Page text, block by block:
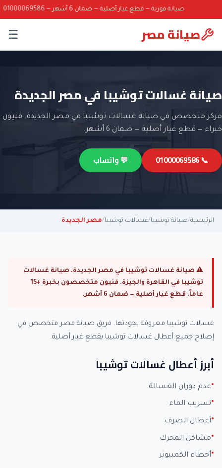
صيانة فورية — قطع غيار أصلية — ضمان 6 أشهر — 01000069586
صيانة مصر ☰
صيانة غسالات توشيبا في مصر الجديدة
مركز متخصص في صيانة غسالات توشيبا في مصر الجديدة. فنيون
خبراء — قطع غيار أصلية — ضمان 6 أشهر.
📞 01000069586 💬 واتساب
الرئيسية/صيانة توشيبا/غسالات توشيبا/مصر الجديدة
⚠ صيانة غسالات توشيبا في مصر الجديدة. صيانة غسالات
توشيبا في القاهرة والجيزة. فنيون متخصصون بخبرة +15
عاماً. قطع غيار أصلية — ضمان 6 أشهر.
غسالات توشيبا معروفة بجودتها. فريق صيانة مصر متخصص في
إصلاح جميع أعطال غسالات توشيبا بقطع غيار أصلية.
أبرز أعطال غسالات توشيبا
عدم دوران الغسالة
تسريب الماء
أعطال الصرف
مشاكل المحرك
أخطاء الكمبيوتر